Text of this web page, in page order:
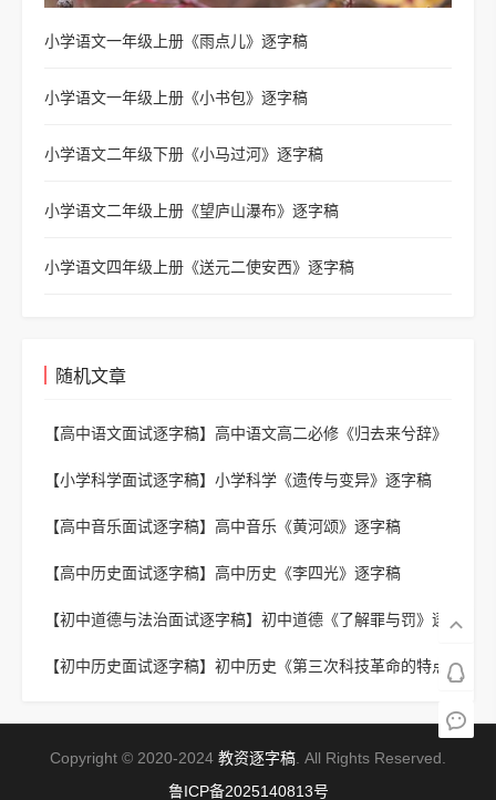
小学语文一年级上册《雨点儿》逐字稿
小学语文一年级上册《小书包》逐字稿
小学语文二年级下册《小马过河》逐字稿
小学语文二年级上册《望庐山瀑布》逐字稿
小学语文四年级上册《送元二使安西》逐字稿
随机文章
【高中语文面试逐字稿】 高中语文高二必修《归去来兮辞》
【小学科学面试逐字稿】 小学科学《遗传与变异》逐字稿
【高中音乐面试逐字稿】 高中音乐《黄河颂》逐字稿
【高中历史面试逐字稿】 高中历史《李四光》逐字稿
【初中道德与法治面试逐字稿】 初中道德《了解罪与罚》逐
【初中历史面试逐字稿】 初中历史《第三次科技革命的特点
Copyright © 2020-2024 教资逐字稿 . All Rights Reserved.
鲁ICP备2025140813号